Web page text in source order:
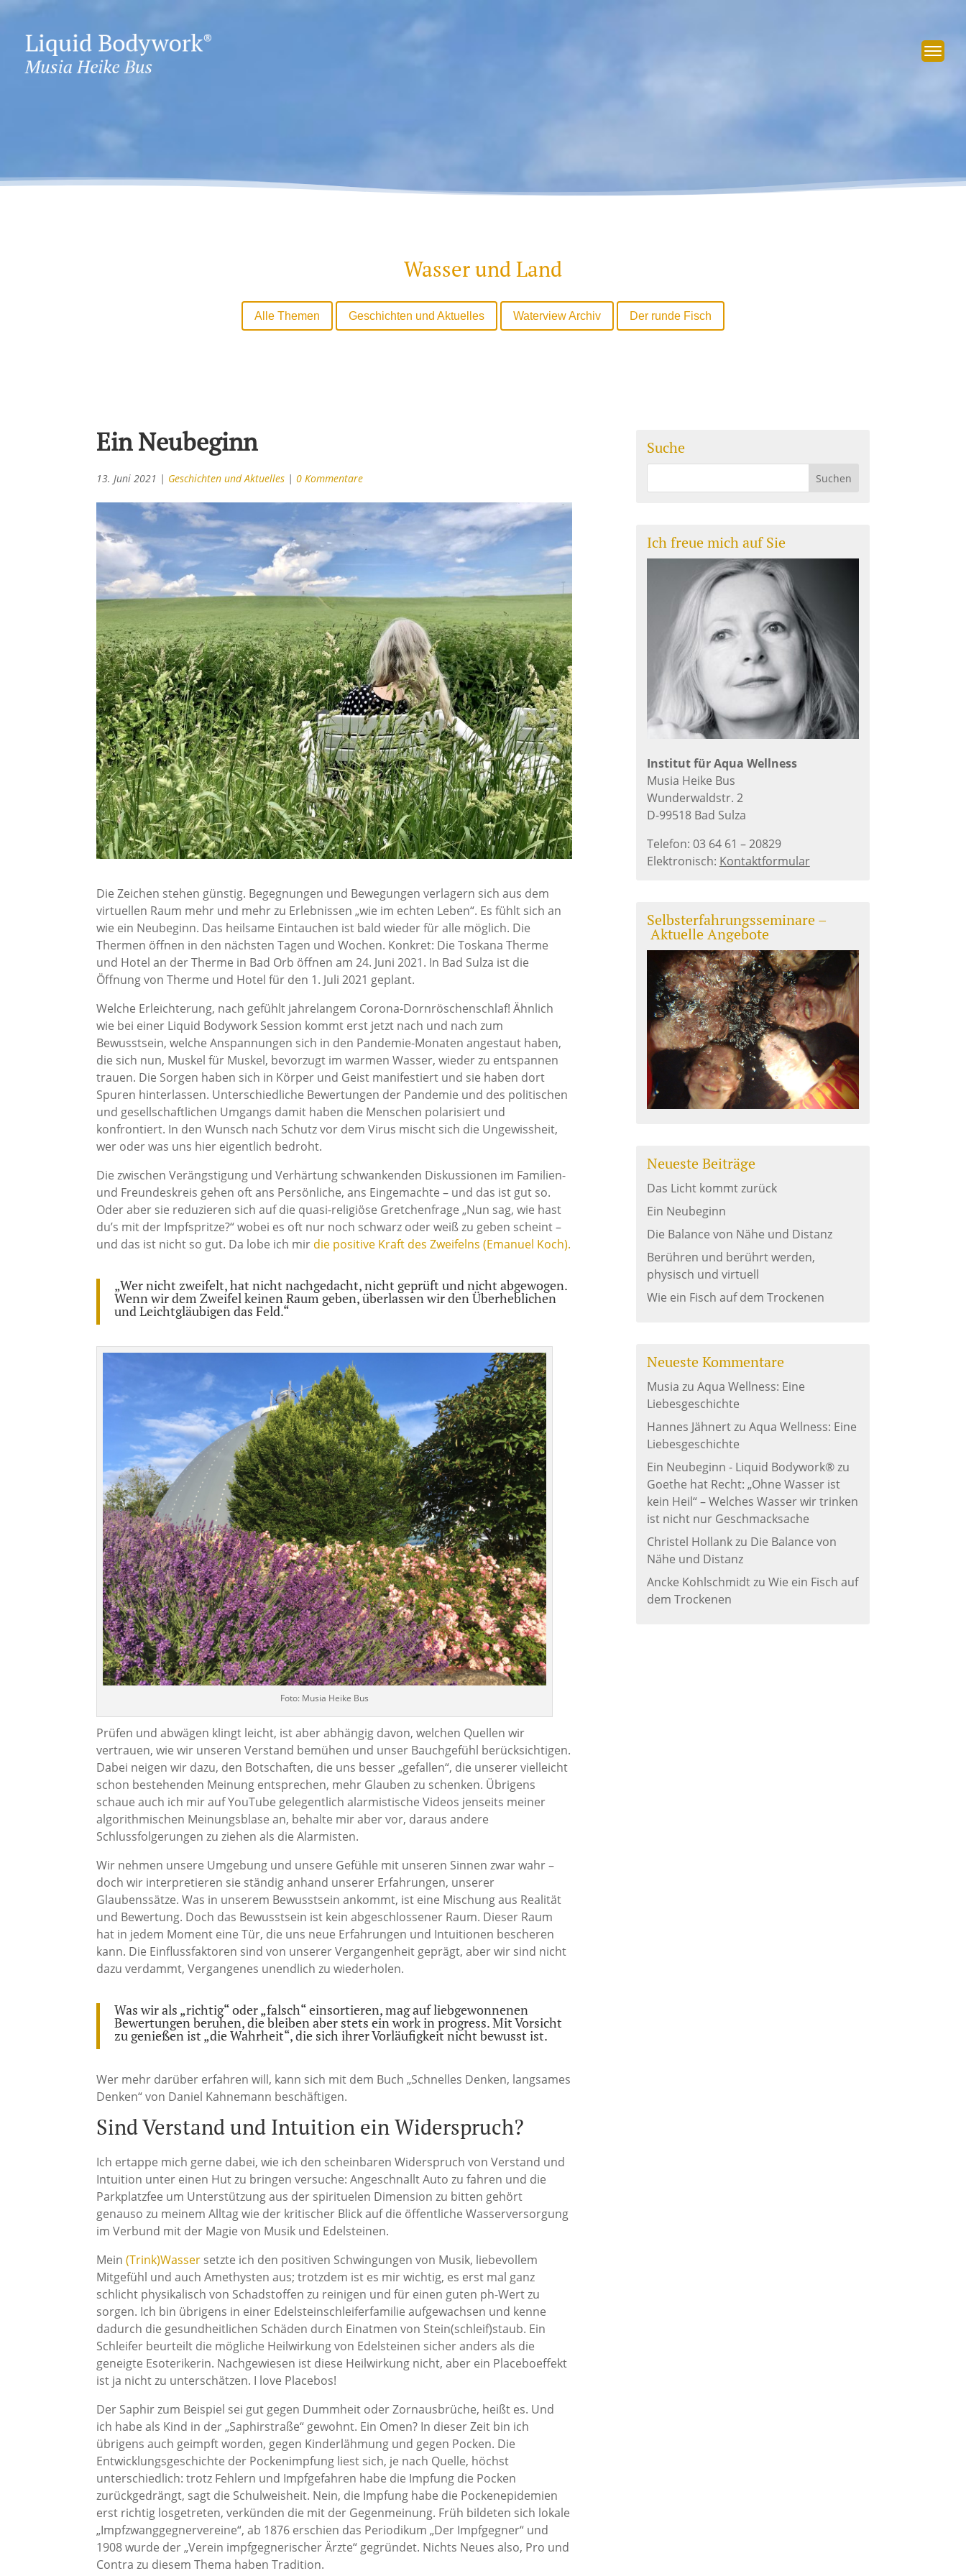
Wasser und Land
Alle Themen Geschichten und Aktuelles Waterview Archiv Der runde Fisch
Ein Neubeginn
13. Juni 2021 | Geschichten und Aktuelles |0 Kommentare
Die Zeichen stehen günstig. Begegnungen und Bewegungen verlagern sich aus dem
virtuellen Raum mehr und mehr zu Erlebnissen „wie im echten Leben“. Es fühlt sich an
wie ein Neubeginn. Das heilsame Eintauchen ist bald wieder für alle möglich. Die
Thermen öffnen in den nächsten Tagen und Wochen. Konkret: Die Toskana Therme
und Hotel an der Therme in Bad Orb öffnen am 24. Juni 2021. In Bad Sulza ist die
Öffnung von Therme und Hotel für den 1. Juli 2021 geplant.
Welche Erleichterung, nach gefühlt jahrelangem Corona-Dornröschenschlaf! Ähnlich
wie bei einer Liquid Bodywork Session kommt erst jetzt nach und nach zum
Bewusstsein, welche Anspannungen sich in den Pandemie-Monaten angestaut haben,
die sich nun, Muskel für Muskel, bevorzugt im warmen Wasser, wieder zu entspannen
trauen. Die Sorgen haben sich in Körper und Geist manifestiert und sie haben dort
Spuren hinterlassen. Unterschiedliche Bewertungen der Pandemie und des politischen
und gesellschaftlichen Umgangs damit haben die Menschen polarisiert und
konfrontiert. In den Wunsch nach Schutz vor dem Virus mischt sich die Ungewissheit,
wer oder was uns hier eigentlich bedroht.
Die zwischen Verängstigung und Verhärtung schwankenden Diskussionen im Familien-
und Freundeskreis gehen oft ans Persönliche, ans Eingemachte – und das ist gut so.
Oder aber sie reduzieren sich auf die quasi-religiöse Gretchenfrage „Nun sag, wie hast
du’s mit der Impfspritze?“ wobei es oft nur noch schwarz oder weiß zu geben scheint –
und das ist nicht so gut. Da lobe ich mir die positive Kraft des Zweifelns (Emanuel Koch).
„Wer nicht zweifelt, hat nicht nachgedacht, nicht geprüft und nicht abgewogen.
Wenn wir dem Zweifel keinen Raum geben, überlassen wir den Überheblichen
und Leichtgläubigen das Feld.“
Foto: Musia Heike Bus
Prüfen und abwägen klingt leicht, ist aber abhängig davon, welchen Quellen wir
vertrauen, wie wir unseren Verstand bemühen und unser Bauchgefühl berücksichtigen.
Dabei neigen wir dazu, den Botschaften, die uns besser „gefallen“, die unserer vielleicht
schon bestehenden Meinung entsprechen, mehr Glauben zu schenken. Übrigens
schaue auch ich mir auf YouTube gelegentlich alarmistische Videos jenseits meiner
algorithmischen Meinungsblase an, behalte mir aber vor, daraus andere
Schlussfolgerungen zu ziehen als die Alarmisten.
Wir nehmen unsere Umgebung und unsere Gefühle mit unseren Sinnen zwar wahr –
doch wir interpretieren sie ständig anhand unserer Erfahrungen, unserer
Glaubenssätze. Was in unserem Bewusstsein ankommt, ist eine Mischung aus Realität
und Bewertung. Doch das Bewusstsein ist kein abgeschlossener Raum. Dieser Raum
hat in jedem Moment eine Tür, die uns neue Erfahrungen und Intuitionen bescheren
kann. Die Einflussfaktoren sind von unserer Vergangenheit geprägt, aber wir sind nicht
dazu verdammt, Vergangenes unendlich zu wiederholen.
Was wir als „richtig“ oder „falsch“ einsortieren, mag auf liebgewonnenen
Bewertungen beruhen, die bleiben aber stets ein work in progress. Mit Vorsicht
zu genießen ist „die Wahrheit“, die sich ihrer Vorläufigkeit nicht bewusst ist.
Wer mehr darüber erfahren will, kann sich mit dem Buch „Schnelles Denken, langsames
Denken“ von Daniel Kahnemann beschäftigen.
Sind Verstand und Intuition ein Widerspruch?
Ich ertappe mich gerne dabei, wie ich den scheinbaren Widerspruch von Verstand und
Intuition unter einen Hut zu bringen versuche: Angeschnallt Auto zu fahren und die
Parkplatzfee um Unterstützung aus der spirituelen Dimension zu bitten gehört
genauso zu meinem Alltag wie der kritischer Blick auf die öffentliche Wasserversorgung
im Verbund mit der Magie von Musik und Edelsteinen.
Mein(Trink)Wasser setzte ich den positiven Schwingungen von Musik, liebevollem
Mitgefühl und auch Amethysten aus; trotzdem ist es mir wichtig, es erst mal ganz
schlicht physikalisch von Schadstoffen zu reinigen und für einen guten ph-Wert zu
sorgen. Ich bin übrigens in einer Edelsteinschleiferfamilie aufgewachsen und kenne
dadurch die gesundheitlichen Schäden durch Einatmen von Stein(schleif)staub. Ein
Schleifer beurteilt die mögliche Heilwirkung von Edelsteinen sicher anders als die
geneigte Esoterikerin. Nachgewiesen ist diese Heilwirkung nicht, aber ein Placeboeffekt
ist ja nicht zu unterschätzen. I love Placebos!
Der Saphir zum Beispiel sei gut gegen Dummheit oder Zornausbrüche, heißt es. Und
ich habe als Kind in der „Saphirstraße“ gewohnt. Ein Omen? In dieser Zeit bin ich
übrigens auch geimpft worden, gegen Kinderlähmung und gegen Pocken. Die
Entwicklungsgeschichte der Pockenimpfung liest sich, je nach Quelle, höchst
unterschiedlich: trotz Fehlern und Impfgefahren habe die Impfung die Pocken
zurückgedrängt, sagt die Schulweisheit. Nein, die Impfung habe die Pockenepidemien
erst richtig losgetreten, verkünden die mit der Gegenmeinung. Früh bildeten sich lokale
„Impfzwanggegnervereine“, ab 1876 erschien das Periodikum „Der Impfgegner“ und
1908 wurde der „Verein impfgegnerischer Ärzte“ gegründet. Nichts Neues also, Pro und
Contra zu diesem Thema haben Tradition.
Suche
Ich freue mich auf Sie
Institut für Aqua Wellness
Musia Heike Bus
Wunderwaldstr. 2
D-99518 Bad Sulza
Telefon: 03 64 61 – 20829
Elektronisch: Kontaktformular
Selbsterfahrungsseminare –
Aktuelle Angebote
Neueste Beiträge
Das Licht kommt zurück
Ein Neubeginn
Die Balance von Nähe und Distanz
Berühren und berührt werden,
physisch und virtuell
Wie ein Fisch auf dem Trockenen
Neueste Kommentare
Musia zu Aqua Wellness: Eine
Liebesgeschichte
Hannes Jähnertzu Aqua Wellness: Eine
Liebesgeschichte
Ein Neubeginn - Liquid Bodywork®zu
Goethe hat Recht: „Ohne Wasser ist
kein Heil“ – Welches Wasser wir trinken
ist nicht nur Geschmacksache
Christel Hollankzu Die Balance von
Nähe und Distanz
Ancke Kohlschmidtzu Wie ein Fisch auf
dem Trockenen